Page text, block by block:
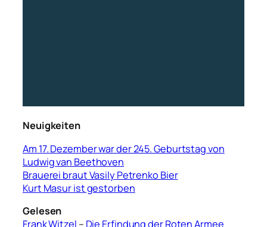
Neuigkeiten
Am 17. Dezember war der 245. Geburtstag von
Ludwig van Beethoven
Brauerei braut Vasily Petrenko Bier
Kurt Masur ist gestorben
Gelesen
Frank Witzel – Die Erfindung der Roten Armee